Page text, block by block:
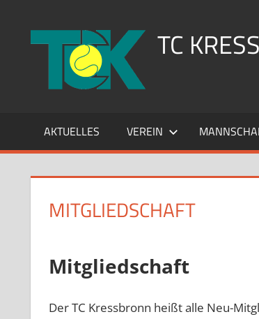
TC
AKTUELLES VEREIN
MITGLIEDSCHAFT
Mitgliedschaft
Der TC Kressbronn heißt alle Neu-